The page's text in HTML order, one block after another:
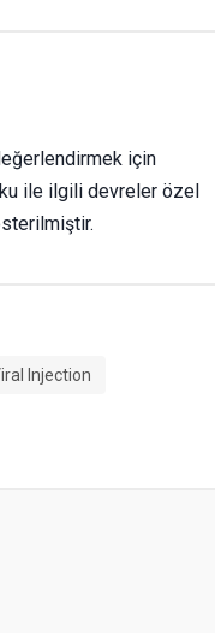
için
ile ilgili devreler özel
Injection